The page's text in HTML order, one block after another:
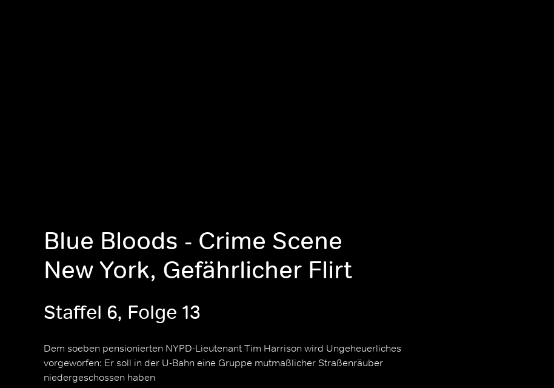
Blue Bloods - Crime Scene
New York, Gefährlicher Flirt
Staffel 6, Folge 13
Dem soeben pensionierten NYPD-Lieutenant Tim Harrison wird Ungeheuerliches
vorgeworfen: Er soll in der U-Bahn eine Gruppe mutmaßlicher Straßenräuber
niedergeschossen haben